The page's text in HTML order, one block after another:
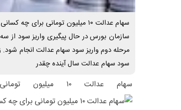
سهام عدالت ۱۰ میلیون تومانی
سازمان بورس در حال پیگیری واریز سود از
مرحله دوم واریز سود سهام عدالت انجام
سود سهام عدالت سال آینده چقدر
سهام عدالت ۱۰ میلیون تومانی برای چه کسانی واریز شد؟